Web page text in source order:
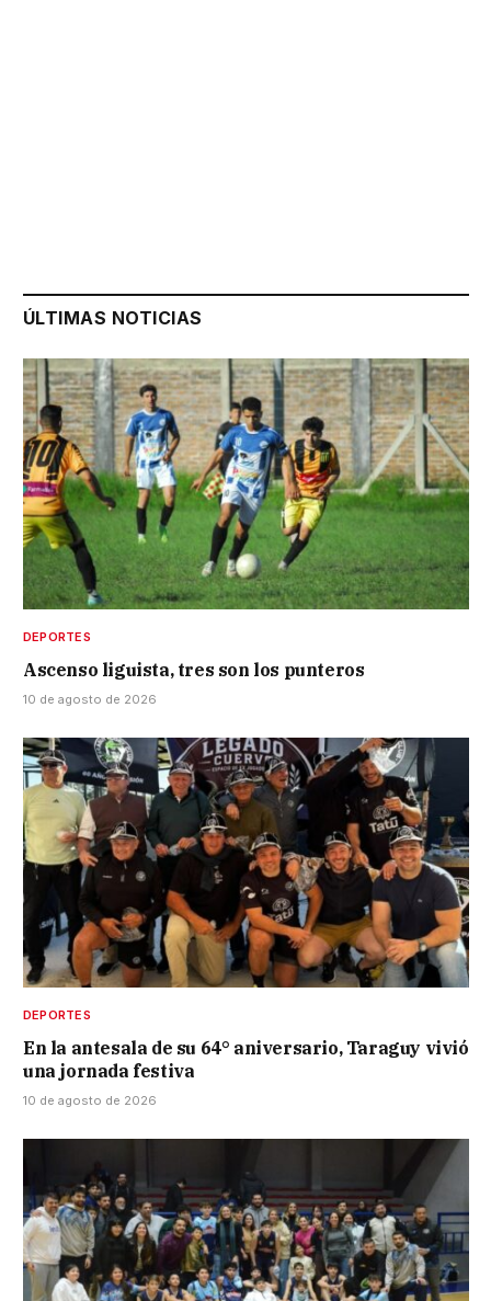
ÚLTIMAS NOTICIAS
DEPORTES
Ascenso liguista, tres son los punteros
10 de agosto de 2026
DEPORTES
En la antesala de su 64° aniversario, Taraguy vivió
una jornada festiva
10 de agosto de 2026